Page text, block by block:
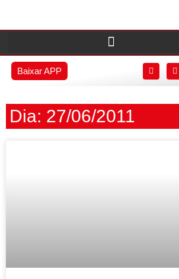
Baixar APP
Dia: 27/06/2011